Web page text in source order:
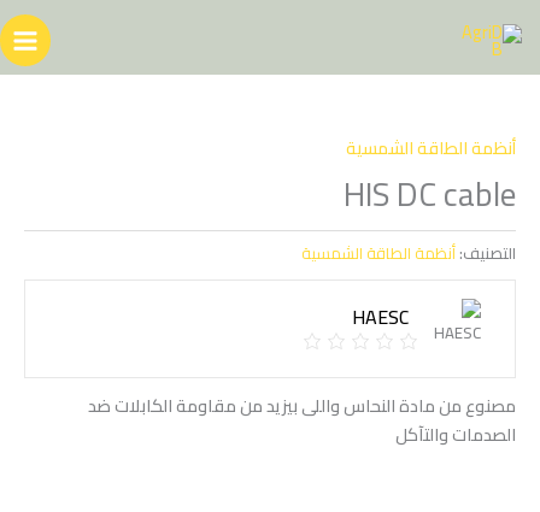
إلى
المحتوى
أنظمة الطاقة الشمسية
HIS DC cable
التصنيف:أنظمة الطاقة الشمسية
HAESC
مصنوع من مادة النحاس واللى بيزيد من مقاومة الكابلات ضد
الصدمات والتآكل